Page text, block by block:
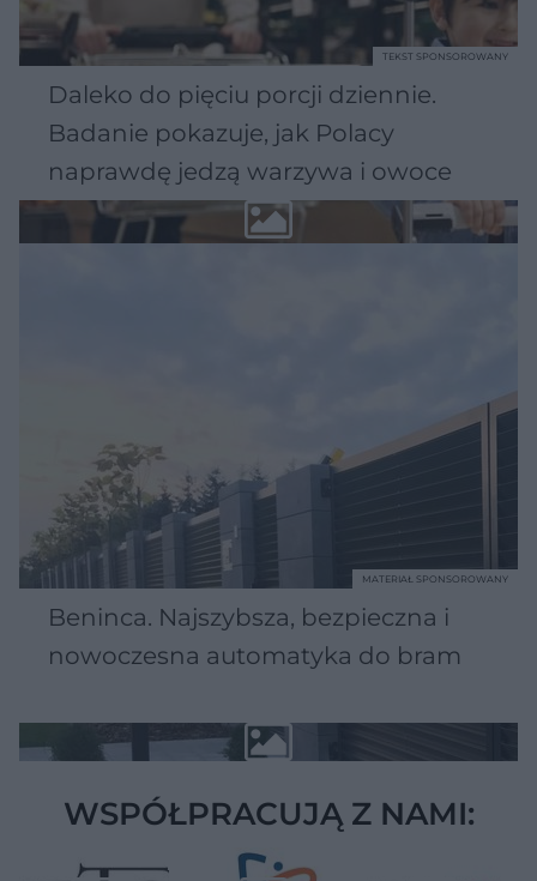
Daleko do pięciu porcji dziennie.
Badanie pokazuje, jak Polacy
naprawdę jedzą warzywa i owoce
TEKST SPONSOROWANY
Beninca. Najszybsza, bezpieczna i
nowoczesna automatyka do bram
MATERIAŁ SPONSOROWANY
WSPÓŁPRACUJĄ Z NAMI: